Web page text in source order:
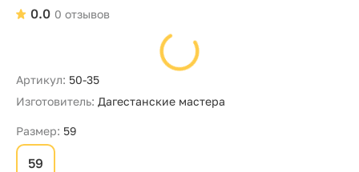
0 отзывов
0.0
Артикул: 50-35
Изготовитель: Дагестанские мастера
Размер: 59
59